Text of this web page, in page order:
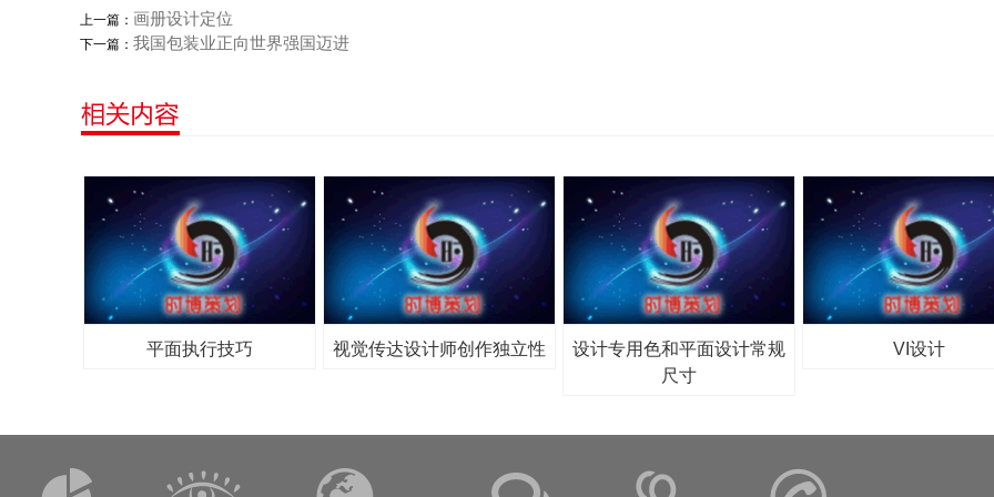
上一篇： 画册设计定位
下一篇： 我国包装业正向世界强国迈进
平面执行技巧 视觉传达设计师创作独立性
设计专用色和平面设计常规
尺寸
VI设计